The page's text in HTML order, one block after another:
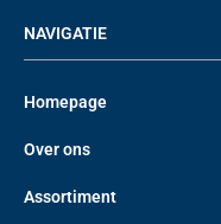
NAVIGATIE
Homepage
Over ons
Assortiment